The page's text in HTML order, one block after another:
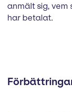
anmält sig, vem
har betalat.